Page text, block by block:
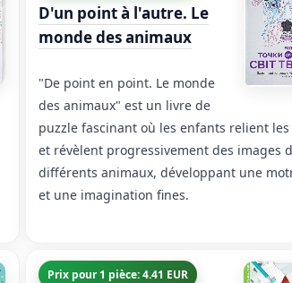
D'un point à l'autre. Le
monde des animaux
"De point en point. Le monde
des animaux" est un livre de
puzzle fascinant où les enfants relient
et révèlent progressivement des images
différents animaux, développant une
et une imagination fines.
Prix pour 1 pièce: 4.41 EUR